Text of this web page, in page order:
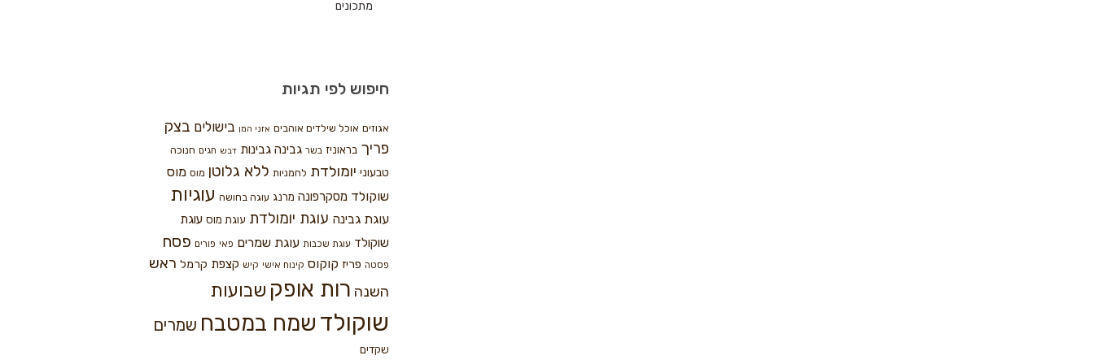
מתכונים
חיפוש לפי תגיות
אגוזים אוכל שילדים אוהבים אזני המן בישולים בצק
פריך בראוניז בשר גבינה גבינות דבש חגים חנוכה
טבעוני יומולדת לחמניות ללא גלוטן מוס מוס
שוקולד מסקרפונה מרנג עוגה בחושה עוגיות
עוגת גבינה עוגת יומולדת עוגת מוס עוגת
שוקולד עוגת שכבות עוגת שמרים פאי פורים פסח
פסטה פריז קוקוס קינוח אישי קיש קצפת קרמל ראש
השנה רות אופק שבועות
שוקולד שמח במטבח שמרים
שקדים